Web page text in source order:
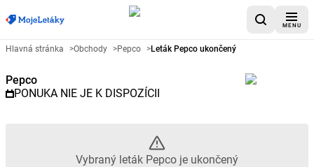
MENU
Reklamný leták Pepco -
Hlavná stránka >Obchody >Pepco >Leták Pepco ukončený
Pepco
PONUKA NIE JE K DISPOZÍCII
Vybraný leták Pepco je ukončený